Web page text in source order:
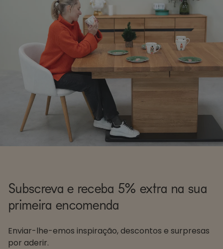
Subscreva e receba 5% extra na sua
primeira encomenda
Enviar-lhe-emos inspiração, descontos e surpresas
por aderir.